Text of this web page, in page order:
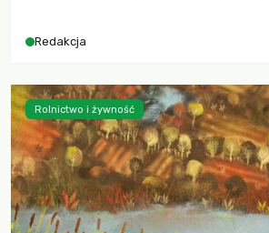
Redakcja
Rolnictwo i żywność